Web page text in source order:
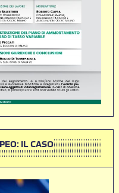
IL CASO